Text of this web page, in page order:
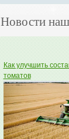
Новости
Как улучшить
томатов